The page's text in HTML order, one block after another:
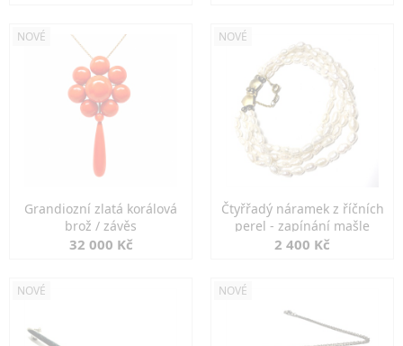
NOVÉ
Grandiozní zlatá korálová
brož / závěs
32 000 Kč
NOVÉ
Čtyřřadý náramek z říčních
perel - zapínání mašle
2 400 Kč
NOVÉ NOVÉ